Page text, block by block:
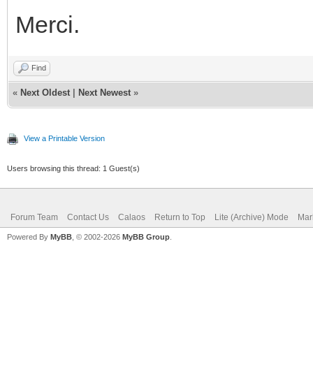
Merci.
Find
« Next Oldest Next Newest »
View a Printable Version
Users browsing this thread: 1 Guest(s)
Forum Team Contact Us Calaos Return to Top Lite (Archive) Mode
Powered By MyBB , © 2002-2026 MyBB Group